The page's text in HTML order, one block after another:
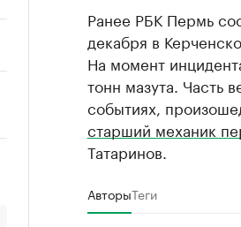
Ранее РБК Пермь
декабря в
На момент
тонн мазута. Часть
событиях,
старший механик
Татаринов.
АвторыТеги